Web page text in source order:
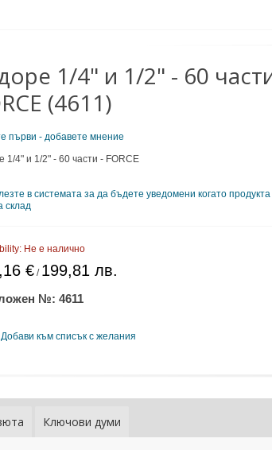
1/4" и 1/2" - 60
(4611)
първи - добавете мнение
1/4" и 1/2" - 60 части - FORCE
в системата за да бъдете уведомени когато
склад
Не е налично
€ / 199,81 лв.
№:4611
Добави към списък с желания
Ключови думи